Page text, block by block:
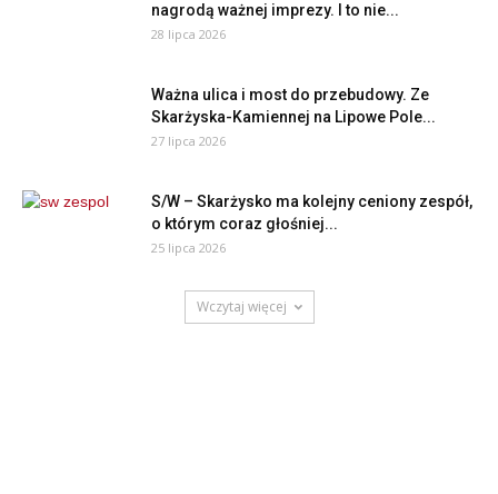
nagrodą ważnej imprezy. I to nie...
28 lipca 2026
Ważna ulica i most do przebudowy. Ze
Skarżyska-Kamiennej na Lipowe Pole...
27 lipca 2026
S/W – Skarżysko ma kolejny ceniony zespół,
o którym coraz głośniej...
25 lipca 2026
Wczytaj więcej